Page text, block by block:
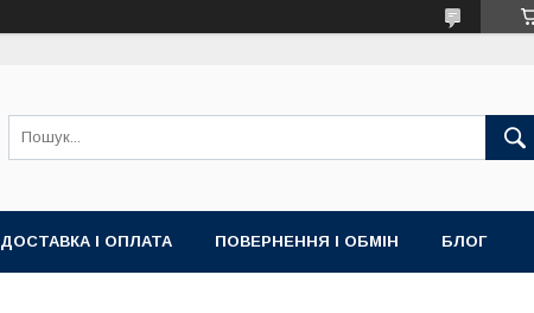
ДОСТАВКА І ОПЛАТА ПОВЕРНЕННЯ І ОБМІН БЛОГ